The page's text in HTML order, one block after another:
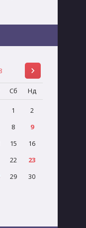
Сб Нд
1
2
8
9
15
16
22
23
29
30